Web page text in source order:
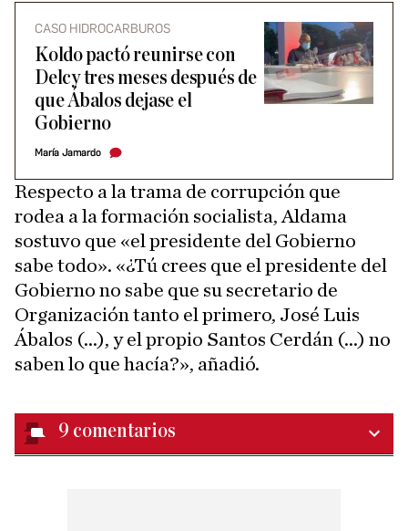
CASO HIDROCARBUROS
Koldo pactó reunirse con
Delcy tres meses después de
que Ábalos dejase el
Gobierno
María Jamardo
Respecto a la trama de corrupción que
rodea a la formación socialista, Aldama
sostuvo que «el presidente del Gobierno
sabe todo». «¿Tú crees que el presidente del
Gobierno no sabe que su secretario de
Organización tanto el primero, José Luis
Ábalos (...), y el propio Santos Cerdán (...) no
saben lo que hacía?», añadió.
9 comentarios